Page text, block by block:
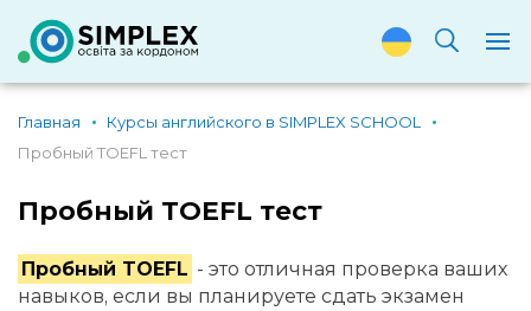
Главная
Курсы английского в SIMPLEX SCHOOL
Пробный TOEFL тест
Пробный TOEFL тест
Пробный TOEFL - это отличная проверка ваших
навыков, если вы планируете сдать экзамен